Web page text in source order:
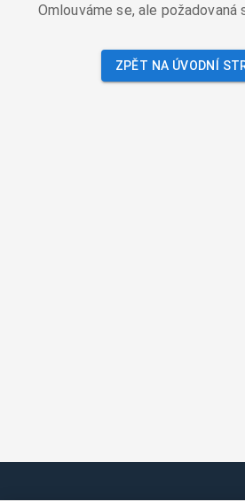
Omlouváme se, ale požadovaná
ZPĚT NA ÚVODNÍ